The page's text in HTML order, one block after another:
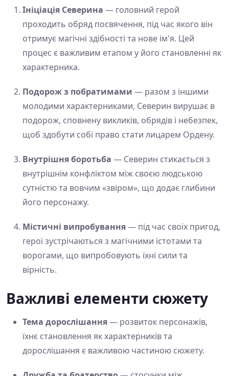
Ініціація Северина — головний герой
проходить обряд посвячення, під час якого він
отримує магічні здібності та нове ім'я. Цей
процес є важливим етапом у його становленні як
характерника.
Подорож з побратимами — разом з іншими
молодими характерниками, Северин вирушає в
подорож, сповнену викликів, обрядів і небезпек,
щоб здобути собі право стати лицарем Ордену.
Внутрішня боротьба — Северин стикається з
внутрішнім конфліктом між своєю людською
сутністю та вовчим «звіром», що додає глибини
його персонажу.
Містичні випробування— під час своїх пригод,
герої зустрічаються з магічними істотами та
ворогами, що випробовують їхні сили та
вірність.
Важливі елементи сюжету
Тема дорослішання— розвиток персонажів,
їхнє становлення як характерників та
дорослішання є важливою частиною сюжету.